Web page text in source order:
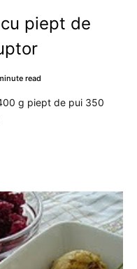
piept de
read
g piept de pui 350